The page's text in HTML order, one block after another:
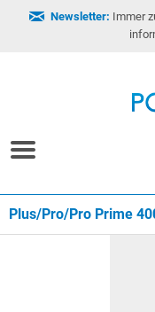
Newsletter: Immer
Plus/Pro/Pro Prime